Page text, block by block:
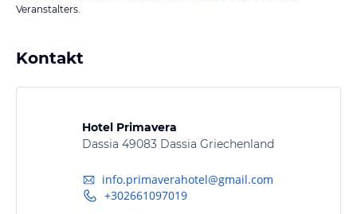
Veranstalters.
Kontakt
Hotel Primavera
Dassia 49083 Dassia Griechenland
info.primaverahotel@gmail.com
+302661097019